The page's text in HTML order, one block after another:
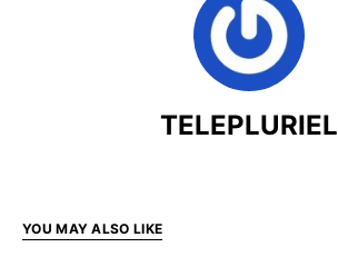
TELEPLURIEL
YOU MAY ALSO LIKE